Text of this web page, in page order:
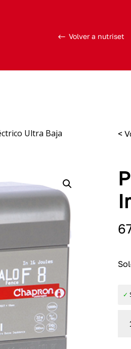
Volver a nutriset
Ultra Baja
<
✓